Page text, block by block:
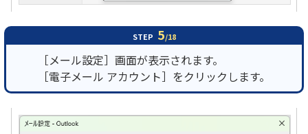
STEP 5/18
［メール設定］画面が表示されます。
［電子メール アカウント］をクリックします。